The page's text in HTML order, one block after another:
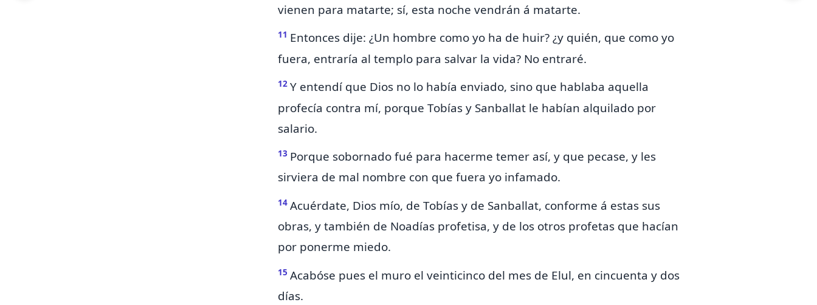
vienen para matarte; sí, esta noche vendrán á matarte.
11 Entonces dije: ¿Un hombre como yo ha de huir? ¿y quién, que como yo
fuera, entraría al templo para salvar la vida? No entraré.
12 Y entendí que Dios no lo había enviado, sino que hablaba aquella
profecía contra mí, porque Tobías y Sanballat le habían alquilado por
salario.
13 Porque sobornado fué para hacerme temer así, y que pecase, y les
sirviera de mal nombre con que fuera yo infamado.
14 Acuérdate, Dios mío, de Tobías y de Sanballat, conforme á estas sus
obras, y también de Noadías profetisa, y de los otros profetas que hacían
por ponerme miedo.
15 Acabóse pues el muro el veinticinco del mesde Elul, en cincuenta y dos
días.